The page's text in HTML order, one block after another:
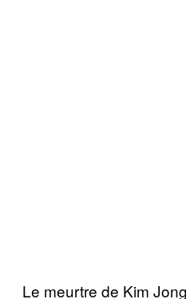
Le meurtre de Kim